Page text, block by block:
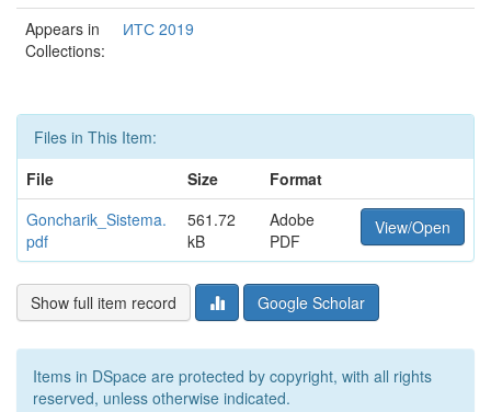
Appears in
Collections:
ИТС 2019
Files in This Item:
File
Size
Format
Goncharik_Sistema.
pdf
561.72
kB
Adobe
PDF
View/Open
Show full item record Google Scholar
Items in DSpace are protected by copyright, with all rights
reserved, unless otherwise indicated.